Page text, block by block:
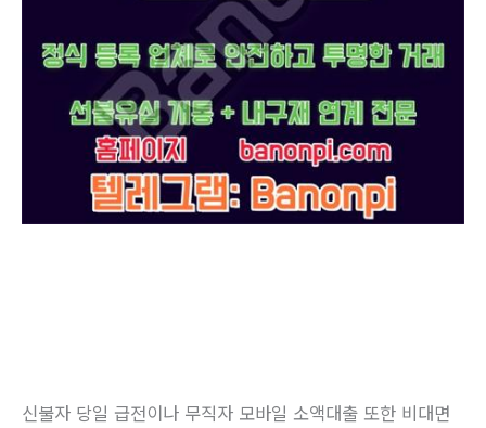
신불자 당일 급전이나 무직자 모바일 소액대출 또한 비대면